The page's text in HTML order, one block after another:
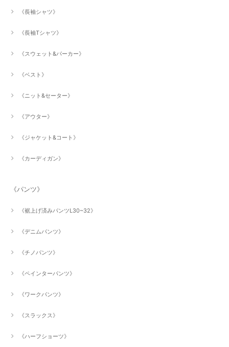
《長袖シャツ》
《長袖Tシャツ》
《スウェット&パーカー》
《ベスト》
《ニット&セーター》
《アウター》
《ジャケット&コート》
《カーディガン》
《パンツ》
《裾上げ済みパンツL30~32》
《デニムパンツ》
《チノパンツ》
《ペインターパンツ》
《ワークパンツ》
《スラックス》
《ハーフショーツ》